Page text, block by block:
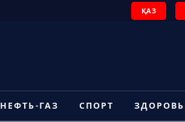
ҚАЗ
НЕФТЬ-ГАЗ СПОРТ